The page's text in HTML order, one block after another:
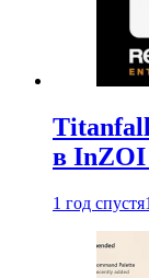
Titanfall
в InZOI
1 год спустя